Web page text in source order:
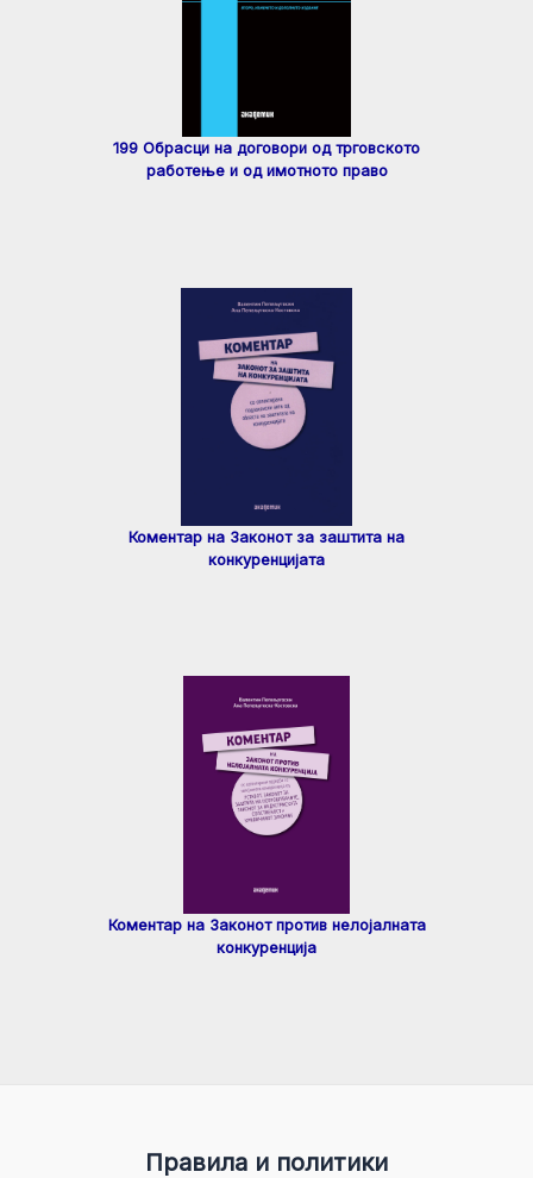
199 Обрасци на договори од трговското
работење и од имотното право
Коментар на Законот за заштита на
конкуренцијата
Коментар на Законот против нелојалната
конкуренција
Правила и политики